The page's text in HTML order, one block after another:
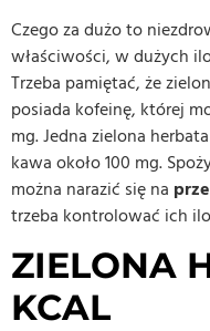
Czego za dużo to
właściwości, w dużych
Trzeba pamiętać, że
posiada kofeinę, której
mg. Jedna zielona
kawa około 100 mg.
można narazić się na
trzeba kontrolować ich
ZIELONA
KCAL